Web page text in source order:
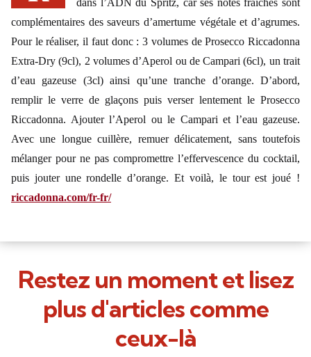
dans l’ADN du Spritz, car ses notes fraîches sont
complémentaires des saveurs d’amertume végétale et d’agrumes.
Pour le réaliser, il faut donc : 3 volumes de Prosecco Riccadonna
Extra-Dry (9cl), 2 volumes d’Aperol ou de Campari (6cl), un trait
d’eau gazeuse (3cl) ainsi qu’une tranche d’orange. D’abord,
remplir le verre de glaçons puis verser lentement le Prosecco
Riccadonna. Ajouter l’Aperol ou le Campari et l’eau gazeuse.
Avec une longue cuillère, remuer délicatement, sans toutefois
mélanger pour ne pas compromettre l’effervescence du cocktail,
puis jouter une rondelle d’orange. Et voilà, le tour est joué !
riccadonna.com/fr-fr/
Restez un moment et lisez
plus d'articles comme
ceux-là